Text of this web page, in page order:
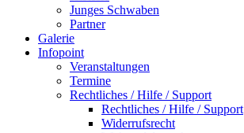
Junges Schwaben
Partner
Galerie
Infopoint
Veranstaltungen
Termine
Rechtliches / Hilfe / Support
Rechtliches / Hilfe / Support
Widerrufsrecht